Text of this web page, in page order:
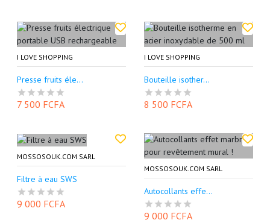
I LOVE SHOPPING
Presse fruits éle...
7 500 FCFA
I LOVE SHOPPING
Bouteille isother...
8 500 FCFA
MOSSOSOUK.COM SARL
Filtre à eau SWS
9 000 FCFA
MOSSOSOUK.COM SARL
Autocollants effe...
9 000 FCFA